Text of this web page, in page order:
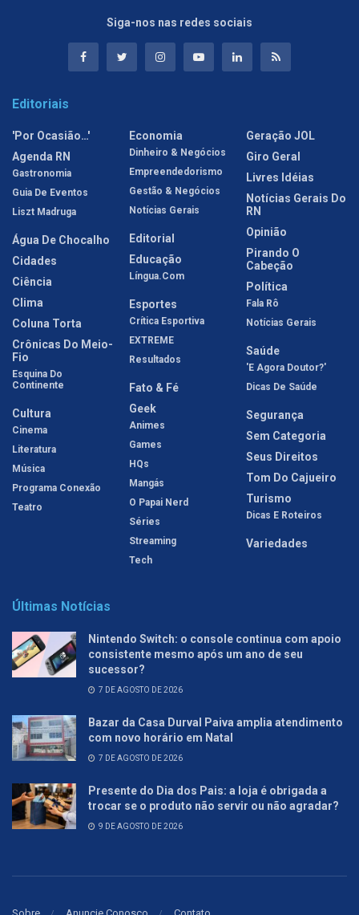
Siga-nos nas redes sociais
Editoriais
'Por Ocasião…'
Agenda RN
Gastronomia
Guia De Eventos
Liszt Madruga
Água De Chocalho
Cidades
Ciência
Clima
Coluna Torta
Crônicas Do Meio-
Fio
Esquina Do
Continente
Cultura
Cinema
Literatura
Música
Programa Conexão
Teatro
Economia
Dinheiro & Negócios
Empreendedorismo
Gestão & Negócios
Notícias Gerais
Editorial
Educação
Língua.com
Esportes
Crítica Esportiva
EXTREME
Resultados
Fato & Fé
Geek
Animes
Games
HQs
Mangás
O Papai Nerd
Séries
Streaming
Tech
Geração JOL
Giro Geral
Livres Idéias
Notícias Gerais Do
RN
Opinião
Pirando O
Cabeção
Política
Fala Rô
Notícias Gerais
Saúde
'E Agora Doutor?'
Dicas De Saúde
Segurança
Sem Categoria
Seus Direitos
Tom Do Cajueiro
Turismo
Dicas E Roteiros
Variedades
Últimas Notícias
Nintendo Switch: o console continua com apoio
consistente mesmo após um ano de seu
sucessor?
7 DE AGOSTO DE 2026
Bazar da Casa Durval Paiva amplia atendimento
com novo horário em Natal
7 DE AGOSTO DE 2026
Presente do Dia dos Pais: a loja é obrigada a
trocar se o produto não servir ou não agradar?
9 DE AGOSTO DE 2026